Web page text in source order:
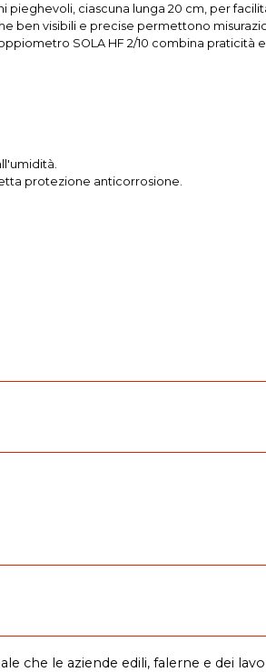
ciascuna lunga 20 cm, per
ben visibili e precise permettono
SOLA HF 2/10 combina praticità
protezione anticorrosione.
che le aziende edili, falerne e dei